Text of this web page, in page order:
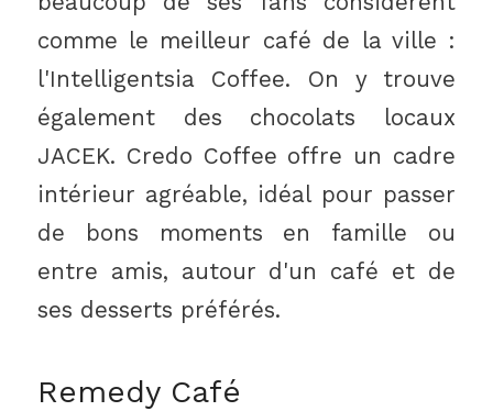
comme le meilleur café de la ville :
l'Intelligentsia Coffee. On y trouve
également des chocolats locaux
JACEK. Credo Coffee offre un cadre
intérieur agréable, idéal pour passer
de bons moments en famille ou
entre amis, autour d'un café et de
ses desserts préférés.
Remedy Café